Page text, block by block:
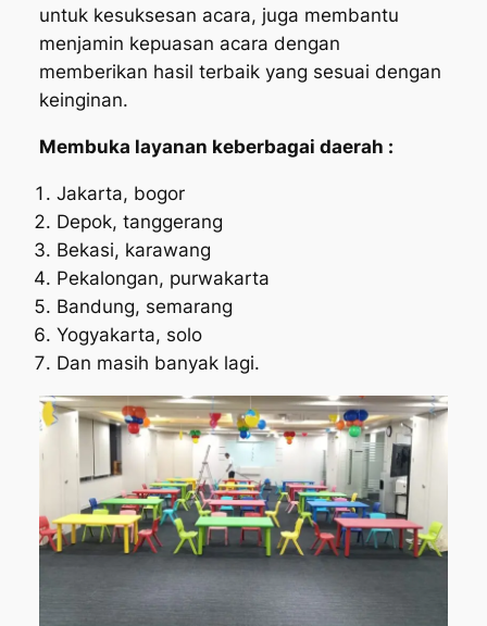
untuk kesuksesan acara, juga membantu
menjamin kepuasan acara dengan
memberikan hasil terbaik yang sesuai dengan
keinginan.
Membuka layanan keberbagai daerah :
Jakarta, bogor
Depok, tanggerang
Bekasi, karawang
Pekalongan, purwakarta
Bandung, semarang
Yogyakarta, solo
Dan masih banyak lagi.